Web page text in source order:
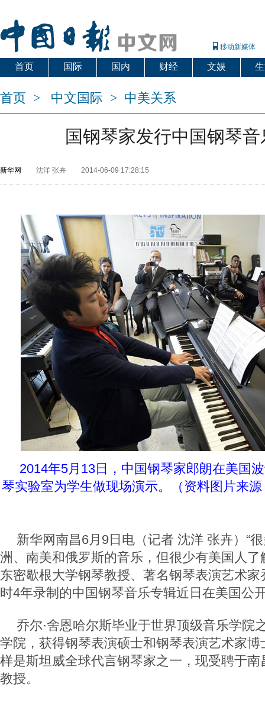
移动新媒体
首页 国际 国内 财经 文娱
首页 > 中文国际 > 中美关系
国钢琴家发行中国钢琴
新华网 沈洋 张卉 2014-06-09 17:28:15
2014年5月13日，中国钢琴家郎朗在美国
琴实验室为学生做现场演示。（资料图片来
新华网南昌6月9日电（记者 沈洋 张卉）“
洲、南美和俄罗斯的音乐，但很少有美国人了
东密歇根大学钢琴教授、著名钢琴表演艺术家
时4年录制的中国钢琴音乐专辑近日在美国公
乔尔·舍恩哈尔斯毕业于世界顶级音乐学院
学院，获得钢琴表演硕士和钢琴表演艺术家
样是斯坦威全球代言钢琴家之一，现受聘于
教授。